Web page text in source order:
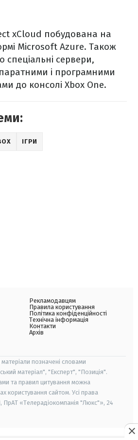
xCloud побудована на
Microsoft Azure. Також
спеціальні сервери,
і програмними
до консолі Xbox One.
ІГРИ
Рекламодавцям
Правила користування
Політика конфіденційності
Технічна інформація
Контакти
Архів
матеріали позначені словами
матеріал", "Експерт", "Позиція".
та правил цитування можна
користування сайтом. Усі права
«Телерадіокомпанія "Люкс"», 24